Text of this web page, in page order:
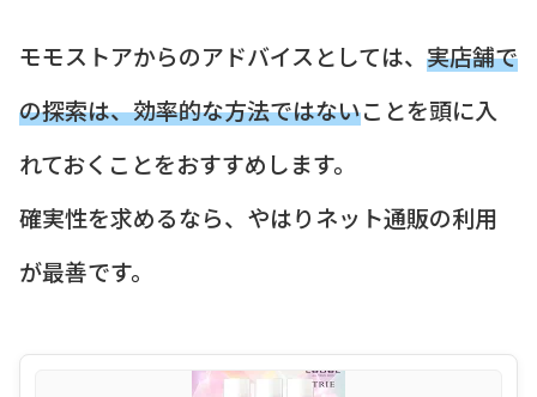
モモストアからのアドバイスとしては、 実店舗で
の探索は、効率的な方法ではないことを頭に入
れておくことをおすすめします。
確実性を求めるなら、やはりネット通販の利用
が最善です。